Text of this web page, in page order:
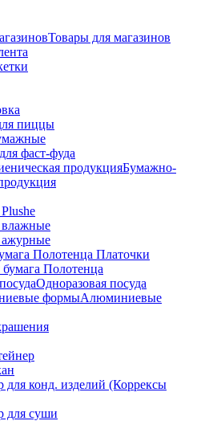
Товары для магазинов
пиццы
фаст-фуда
Бумажно-
Полотенца Платочки
бумага Полотенца
Одноразовая посуда
Алюминиевые
для конд. изделий (Коррексы
для суши